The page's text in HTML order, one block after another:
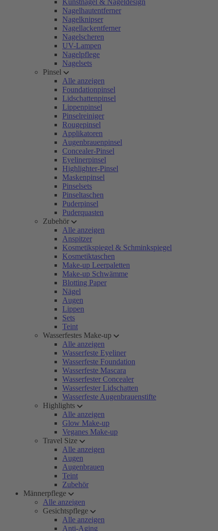
Kunstnägel & Nageldesign
Nagelhautentferner
Nagelknipser
Nagellackentferner
Nagelscheren
UV-Lampen
Nagelpflege
Nagelsets
Pinsel
Alle anzeigen
Foundationpinsel
Lidschattenpinsel
Lippenpinsel
Pinselreiniger
Rougepinsel
Applikatoren
Augenbrauenpinsel
Concealer-Pinsel
Eyelinerpinsel
Highlighter-Pinsel
Maskenpinsel
Pinselsets
Pinseltaschen
Puderpinsel
Puderquasten
Zubehör
Alle anzeigen
Anspitzer
Kosmetikspiegel & Schminkspiegel
Kosmetiktaschen
Make-up Leerpaletten
Make-up Schwämme
Blotting Paper
Nägel
Augen
Lippen
Sets
Teint
Wasserfestes Make-up
Alle anzeigen
Wasserfeste Eyeliner
Wasserfeste Foundation
Wasserfeste Mascara
Wasserfester Concealer
Wasserfester Lidschatten
Wasserfeste Augenbrauenstifte
Highlights
Alle anzeigen
Glow Make-up
Veganes Make-up
Travel Size
Alle anzeigen
Augen
Augenbrauen
Teint
Zubehör
Männerpflege
Alle anzeigen
Gesichtspflege
Alle anzeigen
Anti-Aging